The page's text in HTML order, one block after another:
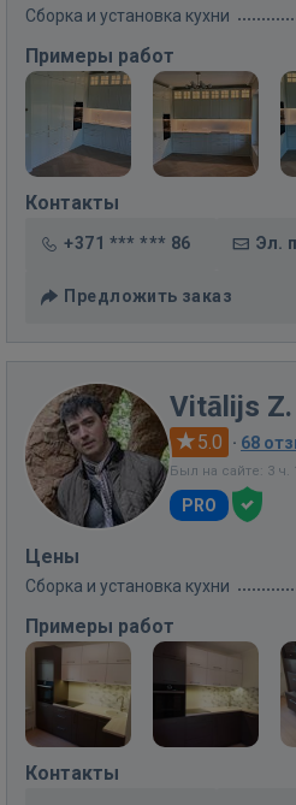
Сборка и установка кухни
Примеры работ
Контакты
+371 *** *** 86 Эл.
Предложить заказ
Vitālijs Z.
5.0 · 68
Был на сайте: 3 ч.
PRO
Цены
Сборка и установка кухни
Примеры работ
Контакты